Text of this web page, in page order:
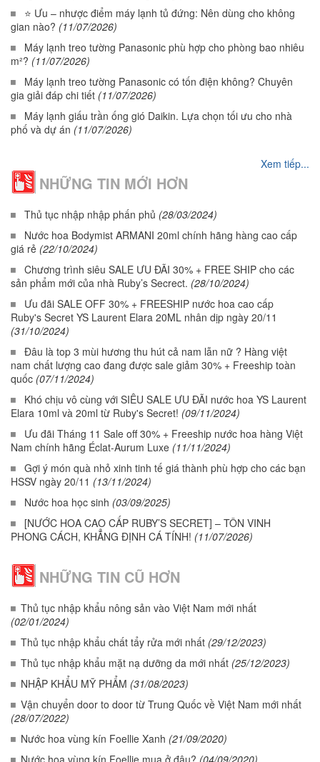
⭐ Ưu – nhược điểm máy lạnh tủ đứng: Nên dùng cho không
gian nào? (11/07/2026)
Máy lạnh treo tường Panasonic phù hợp cho phòng bao nhiêu
m²? (11/07/2026)
Máy lạnh treo tường Panasonic có tốn điện không? Chuyên
gia giải đáp chi tiết (11/07/2026)
Máy lạnh giấu trần ống gió Daikin. Lựa chọn tối ưu cho nhà
phố và dự án (11/07/2026)
Xem tiếp...
NHỮNG TIN MỚI HƠN
Thủ tục nhập nhập phấn phủ (28/03/2024)
Nước hoa Bodymist ARMANI 20ml chính hãng hàng cao cấp
giá rẻ (22/10/2024)
Chương trình siêu SALE ƯU ĐÃI 30% + FREE SHIP cho các
sản phẩm mới của nhà Ruby’s Secrect. (28/10/2024)
Ưu đãi SALE OFF 30% + FREESHIP nước hoa cao cấp
Ruby's Secret YS Laurent Elara 20ML nhân dịp ngày 20/11
(31/10/2024)
Đâu là top 3 mùi hương thu hút cả nam lẫn nữ ? Hàng việt
nam chất lượng cao đang được sale giảm 30% + Freeship toàn
quốc (07/11/2024)
Khó chịu vô cùng với SIÊU SALE ƯU ĐÃI nước hoa YS Laurent
Elara 10ml và 20ml từ Ruby's Secret! (09/11/2024)
Ưu đãi Tháng 11 Sale off 30% + Freeship nước hoa hàng Việt
Nam chính hãng Éclat-Aurum Luxe (11/11/2024)
Gợi ý món quà nhỏ xinh tinh tế giá thành phù hợp cho các bạn
HSSV ngày 20/11 (13/11/2024)
Nước hoa học sinh (03/09/2025)
[NƯỚC HOA CAO CẤP RUBY’S SECRET] – TÔN VINH
PHONG CÁCH, KHẲNG ĐỊNH CÁ TÍNH! (11/07/2026)
NHỮNG TIN CŨ HƠN
Thủ tục nhập khẩu nông sản vào Việt Nam mới nhất
(02/01/2024)
Thủ tục nhập khẩu chất tẩy rửa mới nhất (29/12/2023)
Thủ tục nhập khẩu mặt nạ dưỡng da mới nhất (25/12/2023)
NHẬP KHẨU MỸ PHẨM (31/08/2023)
Vận chuyển door to door từ Trung Quốc về Việt Nam mới nhất
(28/07/2022)
Nước hoa vùng kín Foellie Xanh (21/09/2020)
Nước hoa vùng kín Foellie mua ở đâu? (04/09/2020)